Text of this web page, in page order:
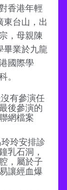
香港年輕
東台山，出
，母親陳
畢業於九龍
國際學
。
有參演任
後參演的
網檔案
玲安排診
乳石洞，
，屬於子
讓經血爆